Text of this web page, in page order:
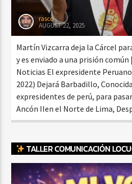
rasco
AUGUST 22, 2025
Martín Vizcarra deja la Cárcel
y es enviado a una prisión
Noticias El expresidente
2022) Dejará Barbadillo,
expresidentes de perú, para
Ancón IIen el Norte de Lima,
TALLER COMUNICACIÓN